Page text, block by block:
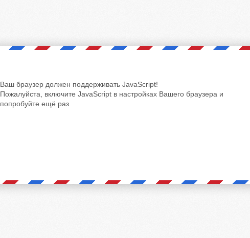
Ваш браузер должен поддерживать JavaScript!
Пожалуйста, включите JavaScript в настройках Вашего браузера и
попробуйте ещё раз